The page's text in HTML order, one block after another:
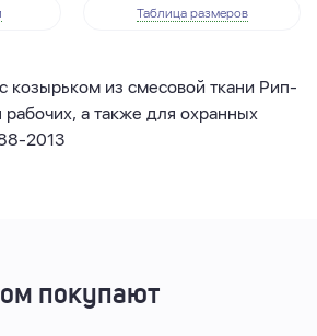
Таблица размеров
козырьком из смесовой ткани Рип-
а также для охранных
2013
покупают